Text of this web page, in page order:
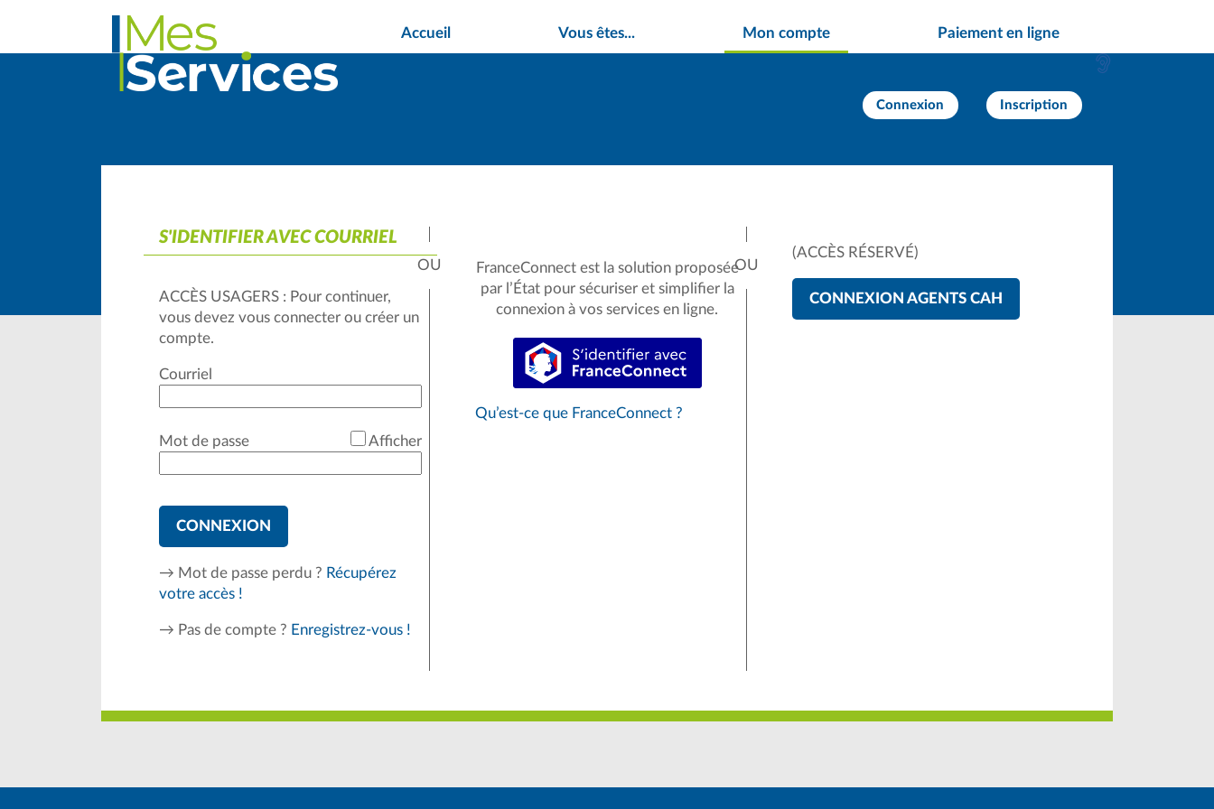
Connexion Inscription
Accueil Vous êtes... Mon compte Paiement en ligne
S'IDENTIFIER AVEC COURRIEL
ACCÈS USAGERS : Pour continuer,
vous devez vous connecter ou créer un
compte.
Courriel
Mot de passe Afficher
CONNEXION
→ Mot de passe perdu ? Récupérez
votre accès !
→ Pas de compte ? Enregistrez-vous !
FranceConnect est la solution proposée
par l’État pour sécuriser et simplifier la
connexion à vos services en ligne.
S’identifier avec FranceConnect
Qu’est-ce que FranceConnect ?
(ACCÈS RÉSERVÉ)
CONNEXION AGENTS CAH